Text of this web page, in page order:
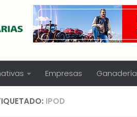
Empresas Ganadería
IPOD